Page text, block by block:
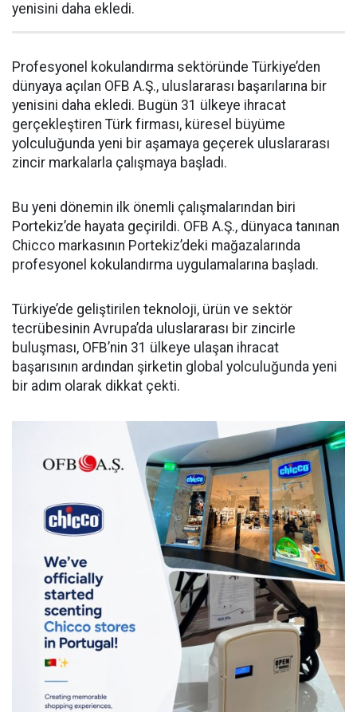
yenisini daha ekledi.
Profesyonel kokulandırma sektöründe Türkiye’den
dünyaya açılan OFB A.Ş., uluslararası başarılarına bir
yenisini daha ekledi. Bugün 31 ülkeye ihracat
gerçekleştiren Türk firması, küresel büyüme
yolculuğunda yeni bir aşamaya geçerek uluslararası
zincir markalarla çalışmaya başladı.
Bu yeni dönemin ilk önemli çalışmalarından biri
Portekiz’de hayata geçirildi. OFB A.Ş., dünyaca tanınan
Chicco markasının Portekiz’deki mağazalarında
profesyonel kokulandırma uygulamalarına başladı.
Türkiye’de geliştirilen teknoloji, ürün ve sektör
tecrübesinin Avrupa’da uluslararası bir zincirle
buluşması, OFB’nin 31 ülkeye ulaşan ihracat
başarısının ardından şirketin global yolculuğunda yeni
bir adım olarak dikkat çekti.